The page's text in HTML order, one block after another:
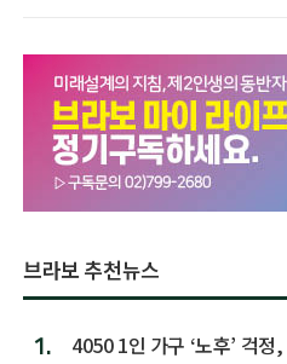
브라보 추천뉴스
1.
4050 1인 가구 ‘노후’ 걱정,